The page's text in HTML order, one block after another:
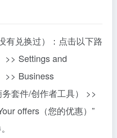
有兑换过）：点击以下路
>> Settings and
>> Business
套件/创作者工具） >>
offers（您的优惠）”